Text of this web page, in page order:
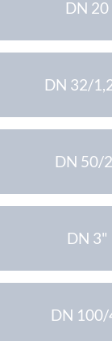
DN 20
DN 32/
DN 50/
DN 3"
DN 100/